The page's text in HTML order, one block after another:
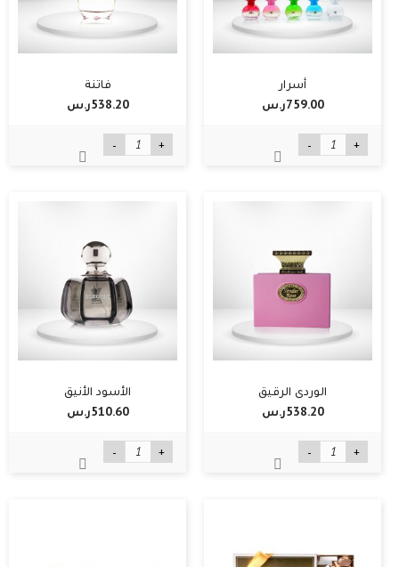
أسرار
759.00ر.س‏
- +
فاتنة
538.20ر.س‏
- +
الوردي الرقيق
538.20ر.س‏
- +
الأسود الأنيق
510.60ر.س‏
- +